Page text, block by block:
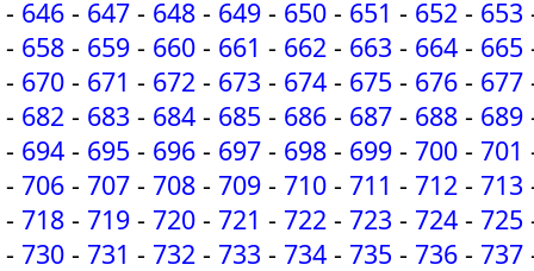
- 646 - 647 - 648 - 649 - 650 - 651 - 652 - 653
- 658 - 659 - 660 - 661 - 662 - 663 - 664 - 665
- 670 - 671 - 672 - 673 - 674 - 675 - 676 - 677
- 682 - 683 - 684 - 685 - 686 - 687 - 688 - 689
- 694 - 695 - 696 - 697 - 698 - 699 - 700 - 701
- 706 - 707 - 708 - 709 - 710 - 711 - 712 - 713
- 718 - 719 - 720 - 721 - 722 - 723 - 724 - 725
- 730 - 731 - 732 - 733 - 734 - 735 - 736 - 737